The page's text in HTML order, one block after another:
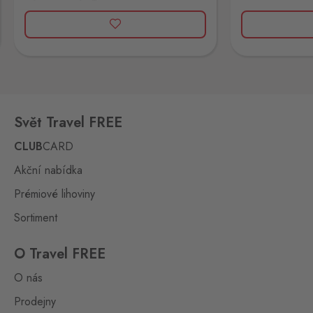
Rožany 150, Šluknov,407 77
Železná
Železná Ruda
Bayerisch Eisenstein
Alžbětín 60, Železná Ruda -
Alžbětín,
Aš 2
Selb 2
Stará rota 115, Broumov,
250ml 90ml
Svět Travel FREE
CLUBCARD
Akční nabídka
Prémiové lihoviny
Sortiment
O Travel FREE
O nás
Prodejny